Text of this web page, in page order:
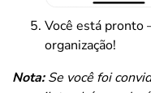
Você está pronto
organização!
Nota:Se você foi